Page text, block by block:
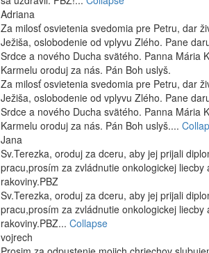
Adriana
Za milosť osvietenia svedomia pre Petru, dar
Ježiša, oslobodenie od vplyvu Zlého. Pane
Srdce a nového Ducha svätého. Panna Mária
Karmelu oroduj za nás. Pán Boh uslyš.
Za milosť osvietenia svedomia pre Petru, dar
Ježiša, oslobodenie od vplyvu Zlého. Pane
Srdce a nového Ducha svätého. Panna Mária
Karmelu oroduj za nás. Pán Boh uslyš....
Jana
Sv.Terezka, oroduj za dceru, aby jej prijali
pracu,prosím za zvládnutie onkologickej liecby
rakoviny.PBZ
Sv.Terezka, oroduj za dceru, aby jej prijali
pracu,prosím za zvládnutie onkologickej liecby
rakoviny.PBZ... Collapse
vojrech